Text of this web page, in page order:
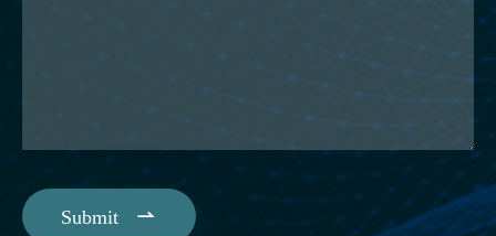
Submit 